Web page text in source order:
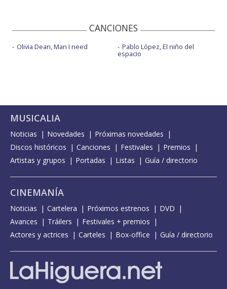
CANCIONES
Olivia Dean, Man I need Pablo López, El niño del
espacio
MUSICALIA
Noticias Novedades
Próximas novedades
Discos históricos
Canciones Festivales
Premios
Artistas y grupos
Portadas Listas Guía / directorio
CINEMANÍA
Noticias Cartelera Próximos estrenos
DVD
Avances
Tráilers
Festivales + premios
Actores y actrices
Carteles Box-office Guía / directorio